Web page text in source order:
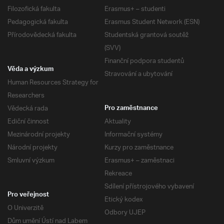
Filozofická fakulta
Pedagogická fakulta
Přírodovědecká fakulta
Erasmus+ – studenti
Erasmus Student Network (ESN)
Studentská grantová soutěž
(SVV)
Finanční podpora studentů
Stravování a ubytování
Věda a výzkum
Human Resources Strategy for
Researchers
Vědecká rada
Ediční činnost
Mezinárodní projekty
Národní projekty
Smluvní výzkum
Pro zaměstnance
Aktuality
Informační systémy
Kurzy pro zaměstnance
Erasmus+ – zaměstnaci
Rekreace
Sdílení přístrojového vybavení
Etický kodex
Odbory UJEP
Pro veřejnost
O Univerzitě